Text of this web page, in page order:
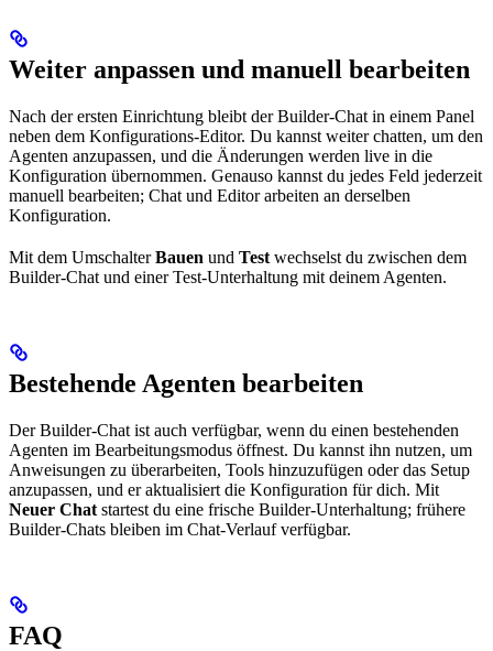
Weiter anpassen und manuell bearbeiten
Nach der ersten Einrichtung bleibt der Builder-Chat in einem Panel
neben dem Konfigurations-Editor. Du kannst weiter chatten, um den
Agenten anzupassen, und die Änderungen werden live in die
Konfiguration übernommen. Genauso kannst du jedes Feld jederzeit
manuell bearbeiten; Chat und Editor arbeiten an derselben
Konfiguration.
Mit dem UmschalterBauen und Test wechselst du zwischen dem
Builder-Chat und einer Test-Unterhaltung mit deinem Agenten.
Bestehende Agenten bearbeiten
Der Builder-Chat ist auch verfügbar, wenn du einen bestehenden
Agenten im Bearbeitungsmodus öffnest. Du kannst ihn nutzen, um
Anweisungen zu überarbeiten, Tools hinzuzufügen oder das Setup
anzupassen, und er aktualisiert die Konfiguration für dich. Mit
Neuer Chat startest du eine frische Builder-Unterhaltung; frühere
Builder-Chats bleiben im Chat-Verlauf verfügbar.
FAQ